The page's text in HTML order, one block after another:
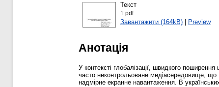
Текст
1.pdf
Завантажити (164kB)| Preview
Анотація
У контексті глобалізації, швидкого
часто неконтрольоване медіасередовище, що
надмірне екранне навантаження. В